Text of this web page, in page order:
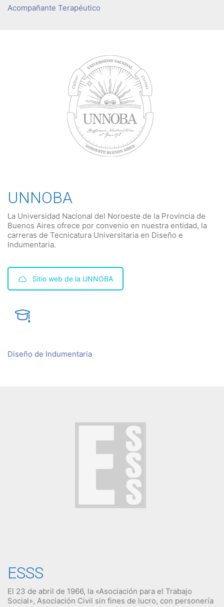
Acompañante Terapéutico
UNNOBA
La Universidad Nacional del Noroeste de la Provincia de
Buenos Aires ofrece por convenio en nuestra entidad, la
carreras de Tecnicatura Universitaria en Diseño e
Indumentaria.
Sitio web de la UNNOBA
Diseño de Indumentaria
ESSS
El 23 de abril de 1966, la «Asociación para el Trabajo
Social», Asociación Civil sin fines de lucro, con personería